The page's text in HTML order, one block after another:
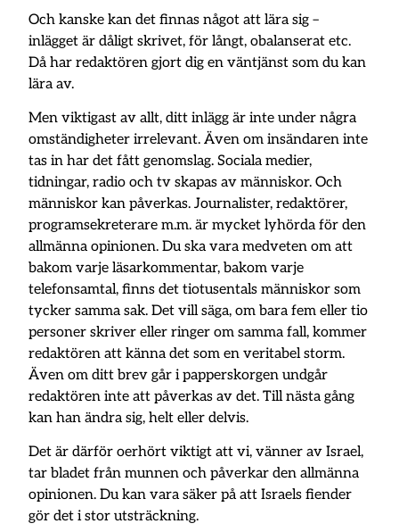
Och kanske kan det finnas något att lära sig –
inlägget är dåligt skrivet, för långt, obalanserat etc.
Då har redaktören gjort dig en väntjänst som du kan
lära av.
Men viktigast av allt, ditt inlägg är inte under några
omständigheter irrelevant. Även om insändaren inte
tas in har det fått genomslag. Sociala medier,
tidningar, radio och tv skapas av människor. Och
människor kan påverkas. Journalister, redaktörer,
programsekreterare m.m. är mycket lyhörda för den
allmänna opinionen. Du ska vara medveten om att
bakom varje läsarkommentar, bakom varje
telefonsamtal, finns det tiotusentals människor som
tycker samma sak. Det vill säga, om bara fem eller tio
personer skriver eller ringer om samma fall, kommer
redaktören att känna det som en veritabel storm.
Även om ditt brev går i papperskorgen undgår
redaktören inte att påverkas av det. Till nästa gång
kan han ändra sig, helt eller delvis.
Det är därför oerhört viktigt att vi, vänner av Israel,
tar bladet från munnen och påverkar den allmänna
opinionen. Du kan vara säker på att Israels fiender
gör det i stor utsträckning.